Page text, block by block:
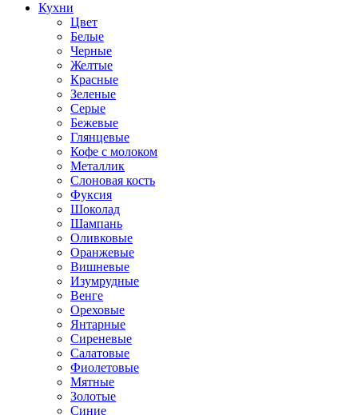
Кухни
Цвет
Белые
Черные
Желтые
Красные
Зеленые
Серые
Бежевые
Глянцевые
Кофе с молоком
Металлик
Слоновая кость
Фуксия
Шоколад
Шампань
Оливковые
Оранжевые
Вишневые
Изумрудные
Венге
Ореховые
Янтарные
Сиреневые
Салатовые
Фиолетовые
Мятные
Золотые
Синие